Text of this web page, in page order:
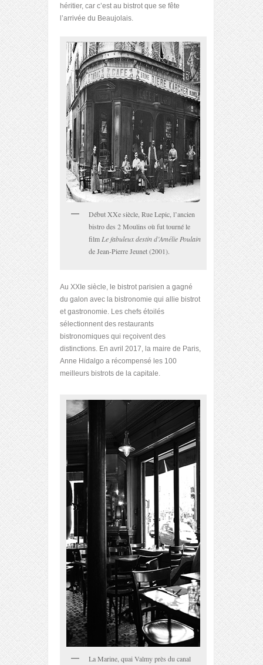
héritier, car c’est au bistrot que se fête
l’arrivée du Beaujolais.
Début XXesiècle, Rue Lepic, l’ancien
bistro des 2 Moulins où fut tourné le
film Le fabuleux destin d’Amélie Poulain
de Jean-Pierre Jeunet (2001).
Au XXI e siècle, le bistrot parisien a gagné
du galon avec la bistronomie qui allie bistrot
et gastronomie. Les chefs étoilés
sélectionnent des restaurants
bistronomiques qui reçoivent des
distinctions. En avril 2017, la maire de Paris,
Anne Hidalgo a récompensé les 100
meilleurs bistrots de la capitale.
La Marine, quai Valmy près du canal